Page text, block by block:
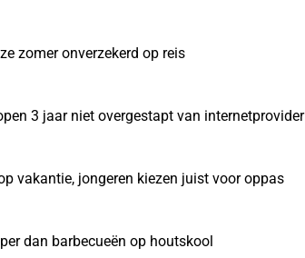
zomer onverzekerd op reis
3 jaar niet overgestapt van internetprovider
vakantie, jongeren kiezen juist voor oppas
dan barbecueën op houtskool